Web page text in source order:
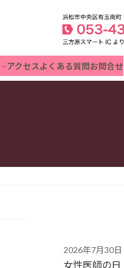
アクセスよくある質問お問合せ
2026年7月30日
女性医師の日